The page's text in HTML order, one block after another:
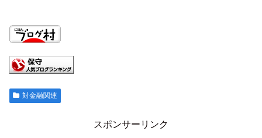
対金融関連
スポンサーリンク